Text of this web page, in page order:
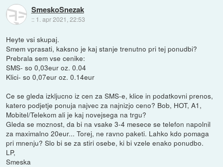
SmeskoSnezak
:: 1. apr 2021, 22:53
Heyte vsi skupaj.
Smem vprasati, kaksno je kaj stanje trenutno pri tej ponudbi?
Prebrala sem vse cenike:
SMS- so 0,03eur oz. 0.04
Klici- so 0,07eur oz. 0.14eur
Ce se gleda izkljucno iz cen za SMS-e, klice in podatkovni prenos,
katero podjetje ponuja najvec za najnizjo ceno? Bob, HOT, A1,
Mobitel/Telekom ali je kaj novejsega na trgu?
Gleda se moznost, da bi na vsake 3-4 mesece se telefon napolnil
za maximalno 20eur... Torej, ne ravno paketi. Lahko kdo pomaga
pri mnenju? Slo bi se za stiri osebe, ki bi vzele enako ponudbo.
LP,
Smeska